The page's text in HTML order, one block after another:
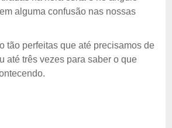
alguma confusão nas nossas
tão perfeitas que até precisamos de
até três vezes para saber o que